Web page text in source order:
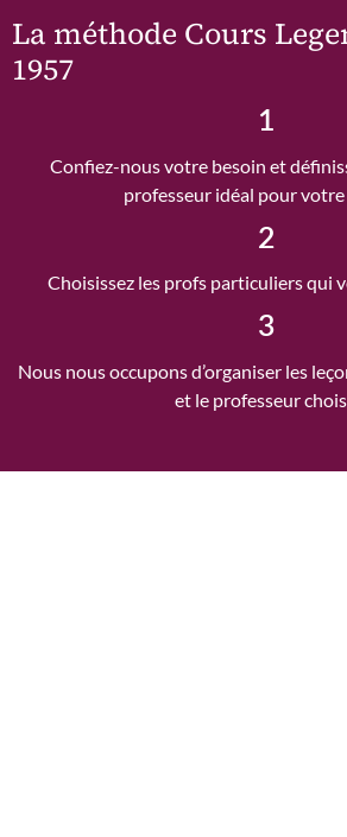
La méthode Cours
1957
1
Confiez-nous votre besoin et
professeur idéal pour votre
2
Choisissez les profs particuliers qui
3
Nous nous occupons d’organiser les
et le professeur